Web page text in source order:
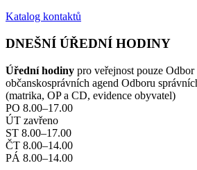
Katalog kontaktů
DNEŠNÍ ÚŘEDNÍ HODINY
Úřední hodiny pro veřejnost pouze
občanskosprávních agend Odboru
(matrika, OP a CD, evidence obyvatel)
PO 8.00–17.00
ÚT zavřeno
ST 8.00–17.00
ČT 8.00–14.00
PÁ 8.00–14.00